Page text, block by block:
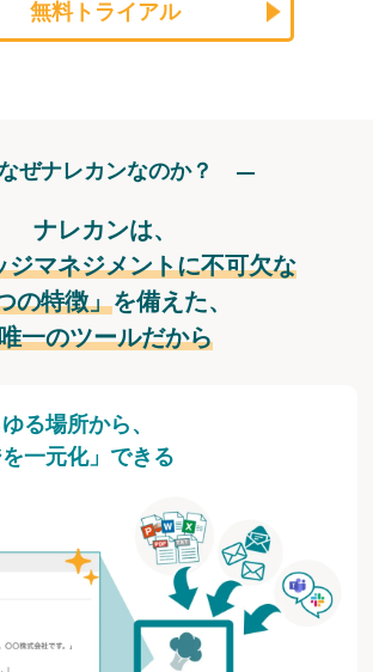
無料トライアル
ぜナレカンなのか？
ナレカンは、
ジマネジメントに不可欠な
の特徴」を備えた、
一のツールだから
る場所から、
を一元化」できる